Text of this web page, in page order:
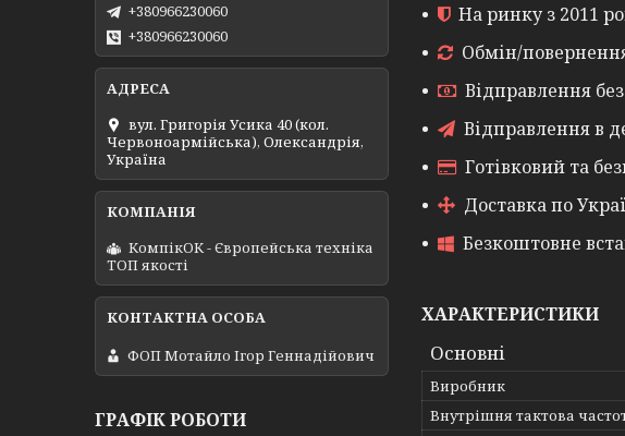
На ринку з 2011
Обмін/
Відправлення
Відправлення в
Готівковий та
Доставка по
Безкоштовне
ХАРАКТЕРИСТИКИ
Основні
Виробник
Внутрішня тактова
+380966230060
+380966230060
вул. Григорія Усика 40 (кол.
Червоноармійська), Олександрія,
Україна
КомпікОК - Європейська техніка
ТОП якості
ФОП Мотайло Ігор Геннадійович
ГРАФІК РОБОТИ